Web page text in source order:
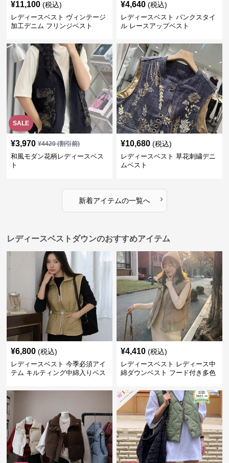
¥11,100 (税込)
レディースベスト ヴィンテージ
加工デニム フリンジベスト
¥4,640 (税込)
レディースベスト パンクスタイ
ル レースアップベスト
SALE
¥3,970 ¥4420(割引前)
和風モダン花柄レディースベス
ト
¥10,680 (税込)
レディースベスト 草花刺繍デニ
ムベスト
新着アイテムの一覧へ ›
レディースベストダウンのおすすめアイテム
¥6,800 (税込)
レディースベスト 今季必須アイ
テム キルティング中綿入りベス
¥4,410 (税込)
レディースベスト レディース中
綿ダウンベスト フード付き多色